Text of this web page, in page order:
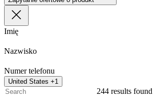
Imię
Nazwisko
Numer telefonu
United States +1
244 results found